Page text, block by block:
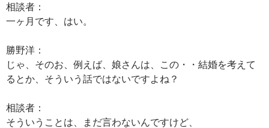
相談者：
一ヶ月です、はい。
勝野洋：
じゃ、そのお、例えば、娘さんは、この・・結婚を考えて
るとか、そういう話ではないですよね？
相談者：
そういうことは、まだ言わないんですけど、